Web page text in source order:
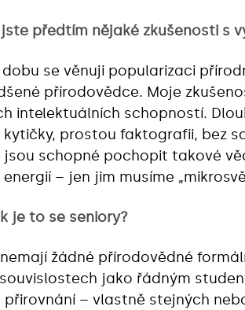
jste předtím nějaké zkušenosti s
dobu se věnuji popularizaci
přírodovědce. Moje
intelektuálních schopností.
kytičky, prostou faktografii, bez
jsou schopné pochopit takové
– jen jim musíme
je to se seniory?
žádné přírodovědné
jako řádným
přirovnání – vlastně stejných